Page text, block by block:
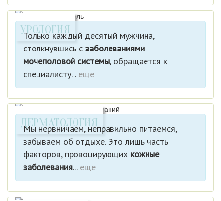
УРОЛОГИЯ
Только каждый десятый мужчина,
столкнувшись с заболеваниями
мочеполовой системы, обращается к
специалисту...еще
ДЕРМАТОЛОГИЯ
Мы нервничаем, неправильно питаемся,
забываем об отдыхе. Это лишь часть
факторов, провоцирующих кожные
заболевания...еще